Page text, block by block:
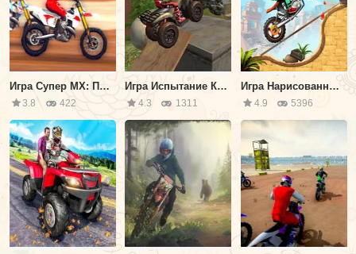
Игра Супер МХ: Прошлый Сезон
3.8 422
Игра Испытание Квадроцикла по Бездорожью 2
4.3 1311
Игра Нарисованный Мотоцикл
4.9 5396